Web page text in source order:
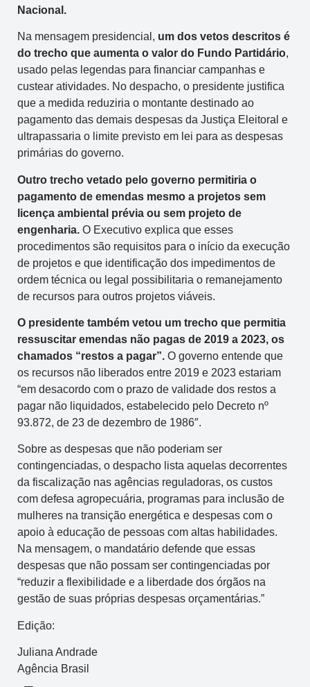
Nacional.
Na mensagem presidencial, um dos vetos descritos é
do trecho que aumenta o valor do Fundo Partidário,
usado pelas legendas para financiar campanhas e
custear atividades. No despacho, o presidente justifica
que a medida reduziria o montante destinado ao
pagamento das demais despesas da Justiça Eleitoral e
ultrapassaria o limite previsto em lei para as despesas
primárias do governo.
Outro trecho vetado pelo governo permitiria o
pagamento de emendas mesmo a projetos sem
licença ambiental prévia ou sem projeto de
engenharia. O Executivo explica que esses
procedimentos são requisitos para o início da execução
de projetos e que identificação dos impedimentos de
ordem técnica ou legal possibilitaria o remanejamento
de recursos para outros projetos viáveis.
O presidente também vetou um trecho que permitia
ressuscitar emendas não pagas de 2019 a 2023, os
chamados “restos a pagar”. O governo entende que
os recursos não liberados entre 2019 e 2023 estariam
“em desacordo com o prazo de validade dos restos a
pagar não liquidados, estabelecido pelo Decreto nº
93.872, de 23 de dezembro de 1986″.
Sobre as despesas que não poderiam ser
contingenciadas, o despacho lista aquelas decorrentes
da fiscalização nas agências reguladoras, os custos
com defesa agropecuária, programas para inclusão de
mulheres na transição energética e despesas com o
apoio à educação de pessoas com altas habilidades.
Na mensagem, o mandatário defende que essas
despesas que não possam ser contingenciadas por
“reduzir a flexibilidade e a liberdade dos órgãos na
gestão de suas próprias despesas orçamentárias.”
Edição:
Juliana Andrade
Agência Brasil